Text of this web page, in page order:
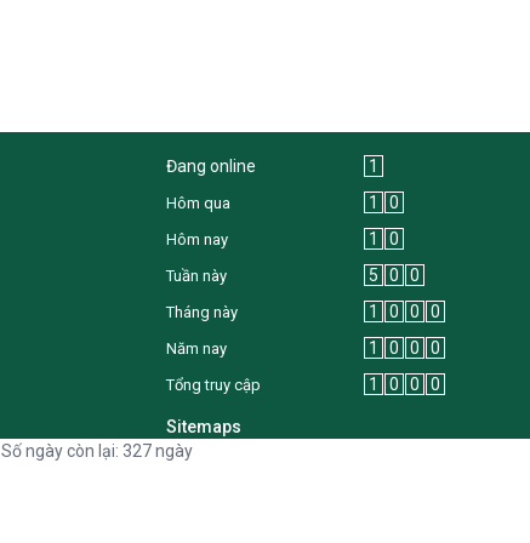
Đang online 1
Hôm qua 1 0
Hôm nay 1 0
Tuần này 5 0 0
Tháng này 1 0 0 0
Năm nay 1 0 0 0
Tổng truy cập 1 0 0 0
Sitemaps
Số ngày còn lại: 327 ngày